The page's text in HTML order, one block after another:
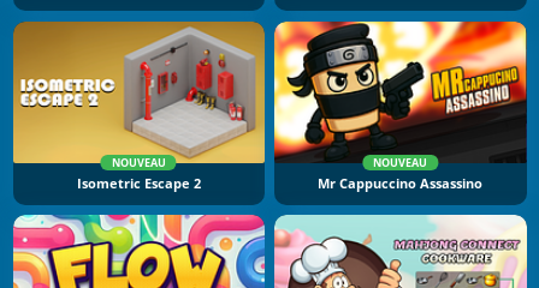
NOUVEAU
Isometric Escape 2
NOUVEAU
Mr Cappuccino Assassino